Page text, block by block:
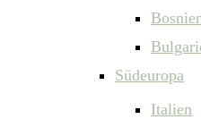
Südeuropa
Italien